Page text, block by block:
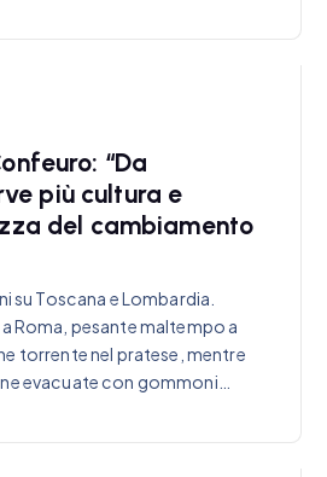
“Da
più cultura e
del cambiamento
su Toscana e Lombardia.
Roma, pesante maltempo a
torrente nel pratese, mentre
evacuate con gommoni…